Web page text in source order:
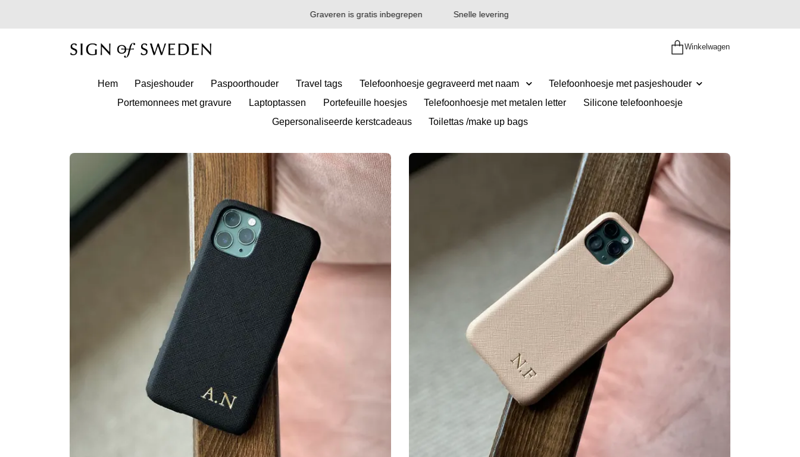
Graveren is gratis inbegrepen Snelle levering
Winkelwagen
Hem Pasjeshouder Paspoorthouder Travel tags Telefoonhoesje gegraveerd met naam
Telefoonhoesje met pasjeshouder
Portemonnees met gravure
Laptoptassen Portefeuille hoesjes Telefoonhoesje met metalen letter
Silicone telefoonhoesje
Gepersonaliseerde kerstcadeaus
Toilettas /make up bags